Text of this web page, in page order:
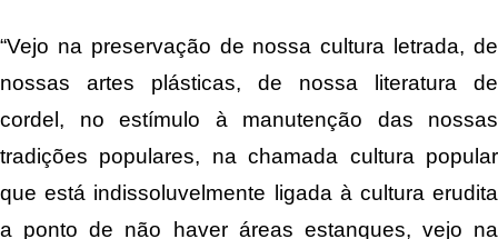
“Vejo na preservação de nossa cultura letrada, de
nossas artes plásticas, de nossa literatura de
cordel, no estímulo à manutenção das nossas
tradições populares, na chamada cultura popular
que está indissoluvelmente ligada à cultura erudita
a ponto de não haver áreas estanques, vejo na